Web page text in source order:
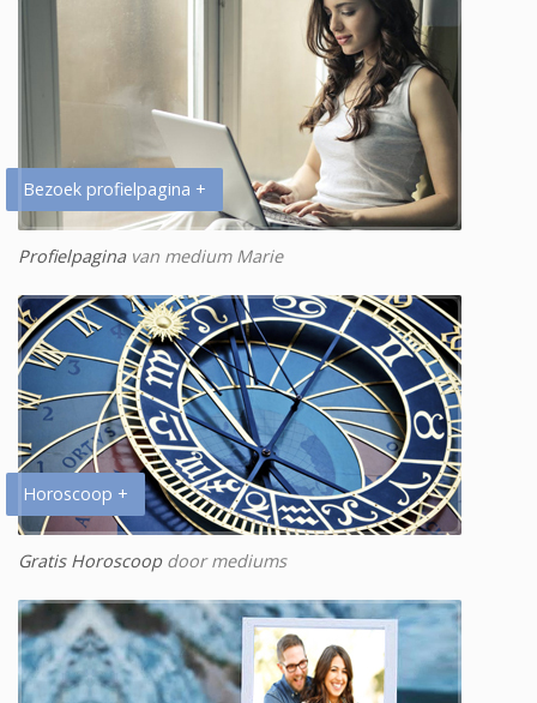
Bezoek profielpagina +
Profielpagina van medium Marie
Horoscoop +
Gratis Horoscoopdoor mediums